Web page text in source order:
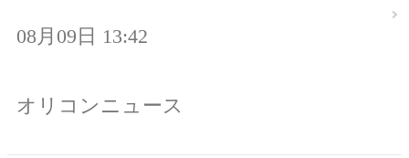
08月09日 13:42
オリコンニュース